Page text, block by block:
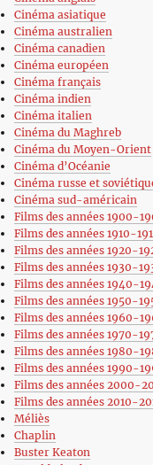
Cinéma asiatique
Cinéma australien
Cinéma canadien
Cinéma européen
Cinéma français
Cinéma indien
Cinéma italien
Cinéma du Maghreb
Cinéma du Moyen-Orient
Cinéma d’Océanie
Cinéma russe et
Cinéma sud-américain
Films des années 1900-
Films des années 1910-
Films des années 1920-
Films des années 1930-
Films des années 1940-
Films des années 1950-
Films des années 1960-
Films des années 1970-
Films des années 1980-
Films des années 1990-
Films des années 2000-
Films des années 2010-
Méliès
Chaplin
Buster Keaton